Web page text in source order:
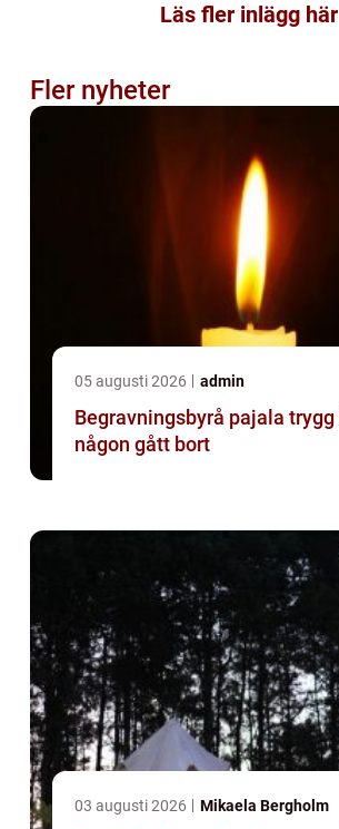
Läs fler inlägg här
Fler nyheter
05 augusti 2026 admin
Begravningsbyrå pajala trygg hjälp när
någon gått bort
03 augusti 2026 Mikaela Bergholm